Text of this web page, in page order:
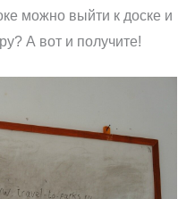
можно выйти к доске и
А вот и получите!